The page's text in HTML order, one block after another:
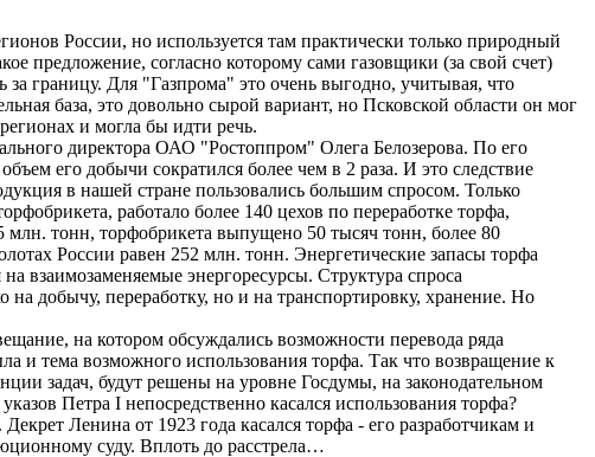
России, но используется там практически только природный
предложение, согласно которому сами газовщики (за свой счет)
границу. Для "Газпрома" это очень выгодно, учитывая, что
база, это довольно сырой вариант, но Псковской области он мог
и могла бы идти речь.
директора ОАО "Ростоппром" Олега Белозерова. По его
его добычи сократился более чем в 2 раза. И это следствие
в нашей стране пользовались большим спросом. Только
работало более 140 цехов по переработке торфа,
млн. тонн, торфобрикета выпущено 50 тысяч тонн, более 80
России равен 252 млн. тонн. Энергетические запасы торфа
взаимозаменяемые энергоресурсы. Структура спроса
на добычу, переработку, но и на транспортировку, хранение. Но
на котором обсуждались возможности перевода ряда
и тема возможного использования торфа. Так что возвращение к
задач, будут решены на уровне Госдумы, на законодательном
Петра I непосредственно касался использования торфа?
Ленина от 1923 года касался торфа - его разработчикам и
суду. Вплоть до расстрела…